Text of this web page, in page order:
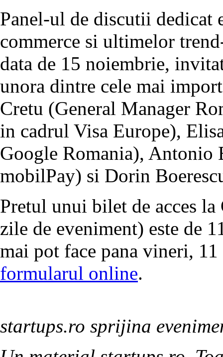
Panel-ul de discutii dedicat
commerce si ultimelor
data de 15 noiembrie,
unora dintre cele mai
Cretu (General Manager
in cadrul Visa Europe),
Google Romania), Antonio
mobilPay) si Dorin
Pretul unui bilet de acces
zile de eveniment) este de
mai pot face pana vineri,
formularul online.
startups.ro sprijina